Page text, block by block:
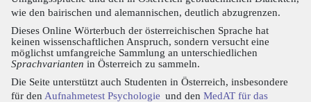
wie den bairischen und alemannischen, deutlich abzugrenzen.
Dieses Online Wörterbuch der österreichischen Sprache hat
keinen wissenschaftlichen Anspruch, sondern versucht eine
möglichst umfangreiche Sammlung an unterschiedlichen
Sprachvarianten in Österreich zu sammeln.
Die Seite unterstützt auch Studenten in Österreich, insbesondere
für den Aufnahmetest Psychologie und den MedAT für das